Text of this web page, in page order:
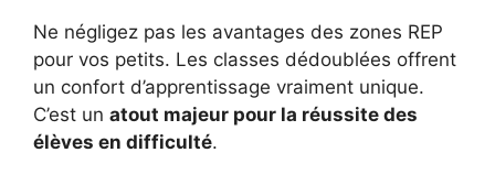
Ne négligez pas les avantages des zones REP
pour vos petits. Les classes dédoublées offrent
un confort d’apprentissage vraiment unique.
C’est un atout majeur pour la réussite des
élèves en difficulté.